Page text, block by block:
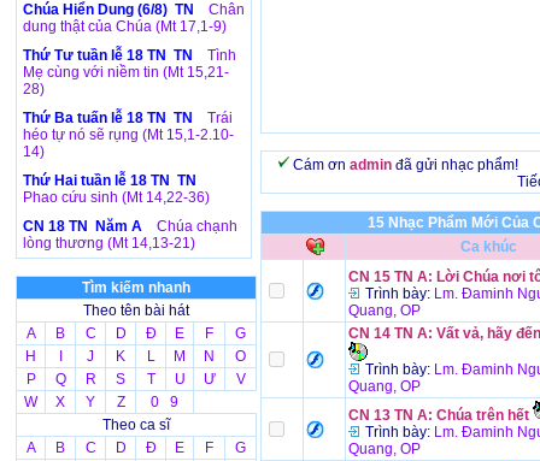
Chúa Hiển Dung (6/8) TN
Chân
dung thật của Chúa (Mt 17,1-9)
Thứ Tư tuần lễ 18 TN TN
Tình
Mẹ cùng với niềm tin (Mt 15,21-
28)
Thứ Ba tuấn lễ 18 TN TN
Trái
héo tự nó sẽ rụng (Mt 15,1-2.10-
14)
Thứ Hai tuần lễ 18 TN TN
Phao cứu sinh (Mt 14,22-36)
CN 18 TN Năm A
Chúa chạnh
lòng thương (Mt 14,13-21)
Tìm kiếm nhanh
Theo tên bài hát
A
B C D Đ E F
G
H
J K L M N
O
P
Q R S T U Ư
V
W
X Y Z
0 9
Theo ca sĩ
A
B C D Đ E F
G
Cám ơn admin đã gửi nhạc phẩm!
15 Nhạc Phẩm Mới Của
Ca khúc
CN 15 TN A: Lời Chúa nơi
Trình bày: Lm. Đaminh
Quang, OP
CN 14 TN A: Vất vả, hãy
Trình bày: Lm. Đaminh
Quang, OP
CN 13 TN A: Chúa trên hết
Trình bày: Lm. Đaminh
Quang, OP